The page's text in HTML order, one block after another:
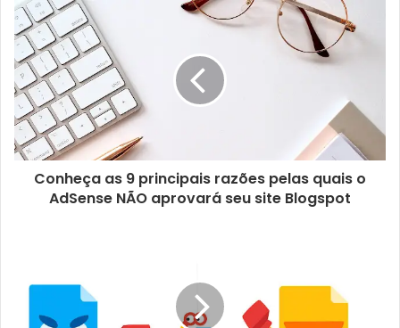
Conheça as 9 principais razões pelas quais o
AdSense NÃO aprovará seu site Blogspot